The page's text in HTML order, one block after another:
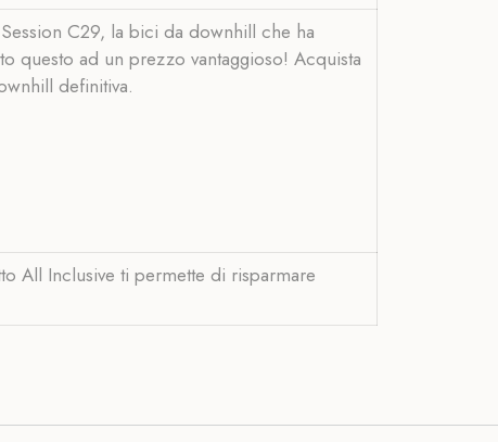
C29, la bici da downhill che ha
questo ad un prezzo vantaggioso! Acquista
definitiva.
All Inclusive ti permette di risparmare